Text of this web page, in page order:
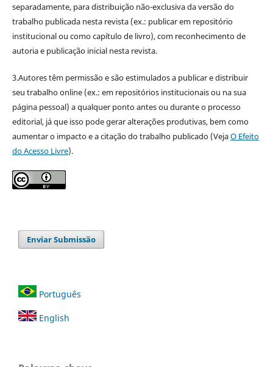
separadamente, para distribuição não-exclusiva da versão do
trabalho publicada nesta revista (ex.: publicar em repositório
institucional ou como capítulo de livro), com reconhecimento de
autoria e publicação inicial nesta revista.
3.Autores têm permissão e são estimulados a publicar e distribuir
seu trabalho online (ex.: em repositórios institucionais ou na sua
página pessoal) a qualquer ponto antes ou durante o processo
editorial, já que isso pode gerar alterações produtivas, bem como
aumentar o impacto e a citação do trabalho publicado (VejaO Efeito
do Acesso Livre).
Enviar Submissão
Português
English